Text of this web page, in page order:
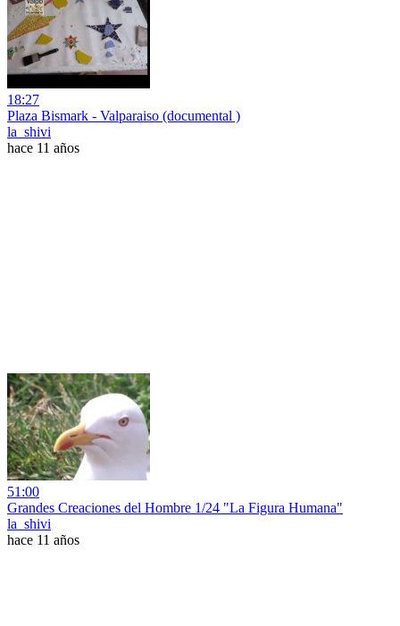
18:27
Plaza Bismark - Valparaiso (documental )
la_shivi
hace 11 años
51:00
Grandes Creaciones del Hombre 1/24 "La Figura Humana"
la_shivi
hace 11 años